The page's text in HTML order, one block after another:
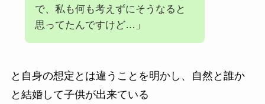
で、私も何も考えずにそうなると
思ってたんですけど…」
と自身の想定とは違うことを明かし、自然と誰か
と結婚して子供が出来ている